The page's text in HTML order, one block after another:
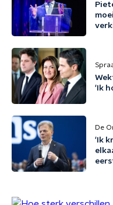
'Ik
De
'Ik